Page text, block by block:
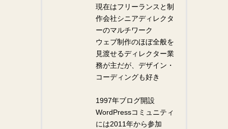
現在はフリーランスと制
作会社シニアディレクタ
ーのマルチワーク
ウェブ制作のほぼ全般を
見渡せるディレクター業
務が主だが、デザイン・
コーディングも好き
1997年ブログ開設
WordPressコミュニティ
には2011年から参加